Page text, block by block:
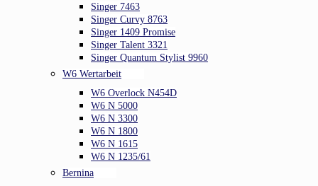
Singer 7463
Singer Curvy 8763
Singer 1409 Promise
Singer Talent 3321
Singer Quantum Stylist 9960
W6 Wertarbeit
W6 Overlock N454D
W6 N 5000
W6 N 3300
W6 N 1800
W6 N 1615
W6 N 1235/61
Bernina